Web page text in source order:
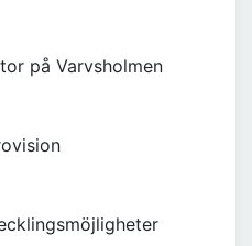
på Varvsholmen